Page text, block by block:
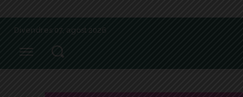
Divendres 07, agost 2026